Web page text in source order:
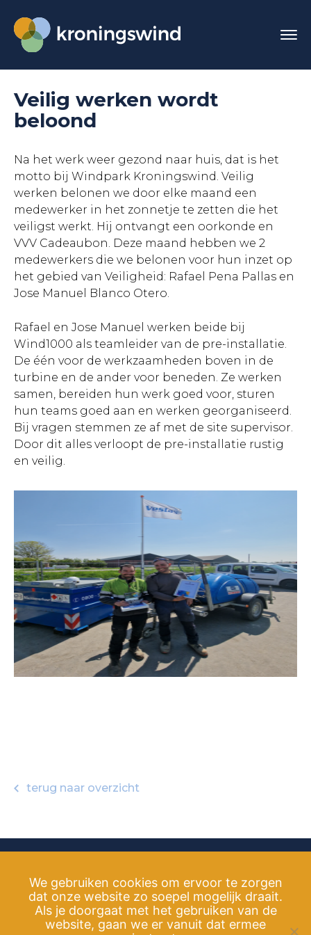
Veilig werken wordt
beloond
Na het werk weer gezond naar huis, dat is het
motto bij Windpark Kroningswind. Veilig
werken belonen we door elke maand een
medewerker in het zonnetje te zetten die het
veiligst werkt. Hij ontvangt een oorkonde en
VVV Cadeaubon. Deze maand hebben we 2
medewerkers die we belonen voor hun inzet op
het gebied van Veiligheid: Rafael Pena Pallas en
Jose Manuel Blanco Otero.
Rafael en Jose Manuel werken beide bij
Wind1000 als teamleider van de pre-installatie.
De één voor de werkzaamheden boven in de
turbine en de ander voor beneden. Ze werken
samen, bereiden hun werk goed voor, sturen
hun teams goed aan en werken georganiseerd.
Bij vragen stemmen ze af met de site supervisor.
Door dit alles verloopt de pre-installatie rustig
en veilig.
terug naar overzicht
info@kroningswind.nl
We gebruiken cookies om ervoor te zorgen
dat onze website zo soepel mogelijk draait.
Als je doorgaat met het gebruiken van de
website, gaan we er vanuit dat ermee